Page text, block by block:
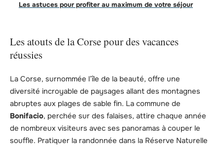
Les astuces pour profiter au maximum de votre séjour
Les atouts de la Corse pour des vacances
réussies
La Corse, surnommée l’île de la beauté, offre une
diversité incroyable de paysages allant des montagnes
abruptes aux plages de sable fin. La commune de
Bonifacio, perchée sur des falaises, attire chaque année
de nombreux visiteurs avec ses panoramas à couper le
souffle. Pratiquer la randonnée dans la Réserve Naturelle